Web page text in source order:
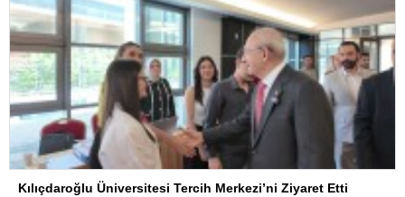
Kılıçdaroğlu Üniversitesi Tercih Merkezi’ni Ziyaret Etti